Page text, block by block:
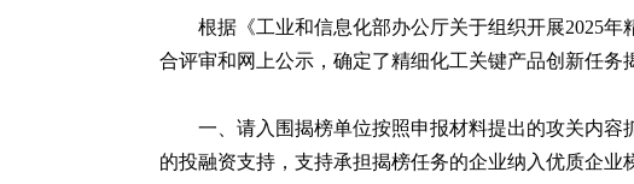
根据《工业和信息化部办公厅关于组织开展2025
合评审和网上公示，确定了精细化工关键产品创新任务
一、请入围揭榜单位按照申报材料提出的攻关内
的投融资支持，支持承担揭榜任务的企业纳入优质企业